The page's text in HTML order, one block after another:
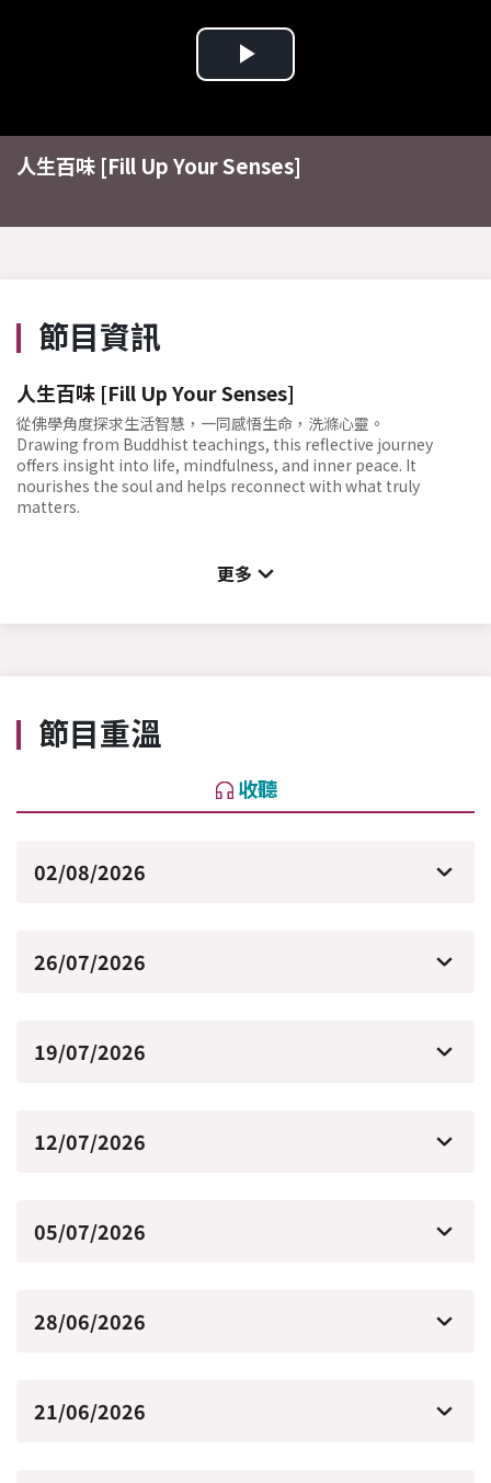
Play
Video
人生百味 [Fill Up Your Senses]
節目資訊
人生百味 [Fill Up Your Senses]
從佛學角度探求生活智慧，一同感悟生命，洗滌心靈。
Drawing from Buddhist teachings, this reflective journey
offers insight into life, mindfulness, and inner peace. It
nourishes the soul and helps reconnect with what truly
matters.
更多
節目重溫
收聽
02/08/2026
26/07/2026
19/07/2026
12/07/2026
05/07/2026
28/06/2026
21/06/2026